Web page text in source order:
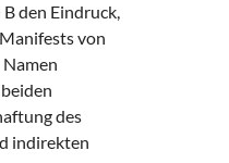
den Eindruck,
von
des
indirekten